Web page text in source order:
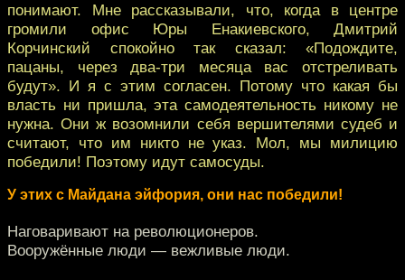
понимают. Мне рассказывали, что, когда в центре
громили офис Юры Енакиевского, Дмитрий
Корчинский спокойно так сказал: «Подождите,
пацаны, через два-три месяца вас отстреливать
будут». И я с этим согласен. Потому что какая бы
власть ни пришла, эта самодеятельность никому не
нужна. Они ж возомнили себя вершителями судеб и
считают, что им никто не указ. Мол, мы милицию
победили! Поэтому идут самосуды.
У этих с Майдана эйфория, они нас победили!
Наговаривают на революционеров.
Вооружённые люди — вежливые люди.